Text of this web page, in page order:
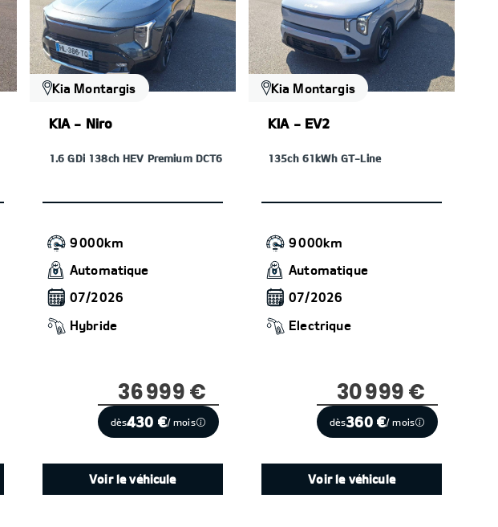
Kia Montargis
KIA - Niro
1.6 GDi 138ch HEV Premium DCT6
9 000km
Automatique
07/2026
Hybride
36 999 €
dès430 €/ mois
Voir le véhicule
Kia Montargis
KIA - EV2
135ch 61kWh GT-Line
9 000km
Automatique
07/2026
Electrique
30 999 €
dès360 €/ mois
Voir le véhicule